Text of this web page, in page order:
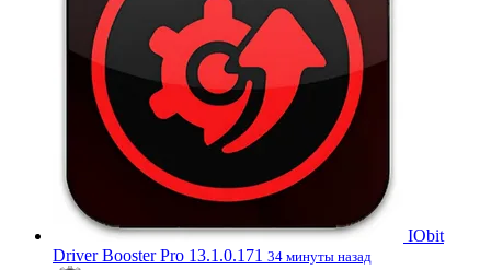
IObit
Driver Booster Pro 13.1.0.171 34 минуты назад